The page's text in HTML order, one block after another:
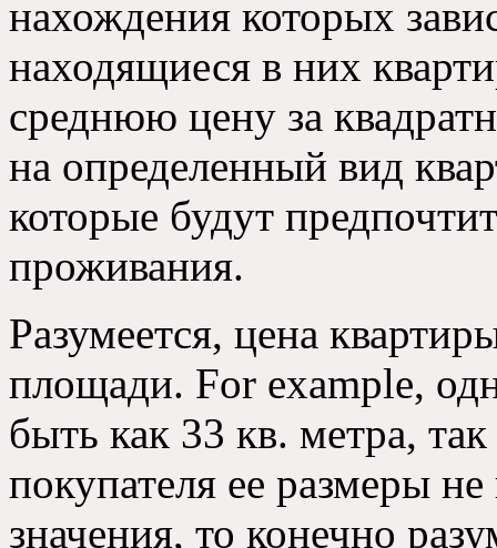
нахождения которых
находящиеся в них
среднюю цену за
на определенный вид
которые будут
проживания.
Разумеется, цена
площади. For example,
быть как 33 кв. метра,
покупателя ее размеры
значения, то конечно